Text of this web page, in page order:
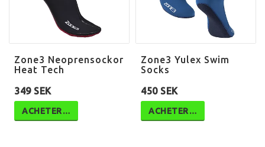
Zone3 Neoprensockor
Heat Tech
349 SEK
ACHETER…
Zone3 Yulex Swim
Socks
450 SEK
ACHETER…